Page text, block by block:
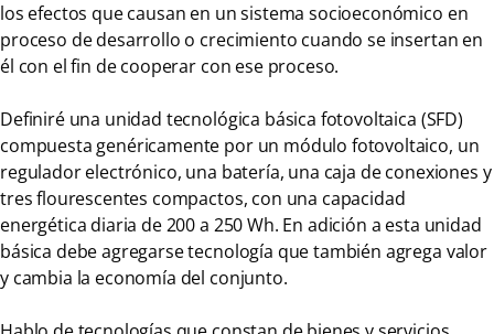
los efectos que causan en un sistema socioeconómico en
proceso de desarrollo o crecimiento cuando se insertan en
él con el fin de cooperar con ese proceso.
Definiré una unidad tecnológica básica fotovoltaica (SFD)
compuesta genéricamente por un módulo fotovoltaico, un
regulador electrónico, una batería, una caja de conexiones y
tres flourescentes compactos, con una capacidad
energética diaria de 200 a 250 Wh. En adición a esta unidad
básica debe agregarse tecnología que también agrega valor
y cambia la economía del conjunto.